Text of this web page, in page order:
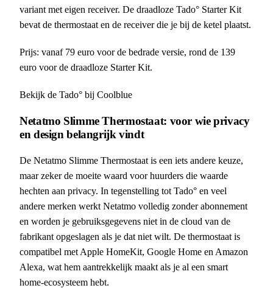
variant met eigen receiver. De draadloze Tado° Starter Kit
bevat de thermostaat en de receiver die je bij de ketel plaatst.
Prijs: vanaf 79 euro voor de bedrade versie, rond de 139
euro voor de draadloze Starter Kit.
Bekijk de Tado° bij Coolblue
Netatmo Slimme Thermostaat: voor wie privacy
en design belangrijk vindt
De Netatmo Slimme Thermostaat is een iets andere keuze,
maar zeker de moeite waard voor huurders die waarde
hechten aan privacy. In tegenstelling tot Tado° en veel
andere merken werkt Netatmo volledig zonder abonnement
en worden je gebruiksgegevens niet in de cloud van de
fabrikant opgeslagen als je dat niet wilt. De thermostaat is
compatibel met Apple HomeKit, Google Home en Amazon
Alexa, wat hem aantrekkelijk maakt als je al een smart
home-ecosysteem hebt.